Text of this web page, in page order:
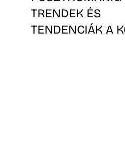
TRENDEK ÉS
TENDENCIÁK A